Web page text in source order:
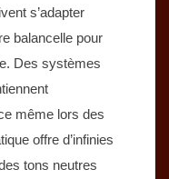
s’adapter
balancelle pour
Des systèmes
même lors des
offre d’infinies
tons neutres